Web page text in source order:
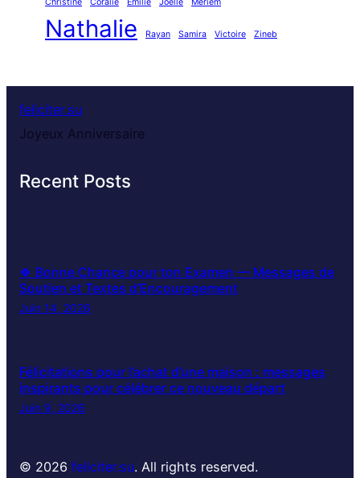
Nathalie Rayan Samira Victoire Zineb
feliciter.su
Joyeux Anniversaire
Recent Posts
🍀 Bonne Chance pour ton Examen — Messages de
Soutien et Textes d’Encouragement
Juin 14, 2026
Félicitations pour l’achat d’une maison : messages
inspirants pour célébrer ce nouveau départ
Juin 9, 2026
© 2026 feliciter.su. All rights reserved.